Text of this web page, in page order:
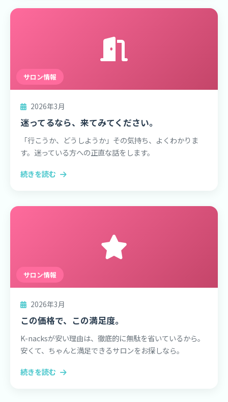
サロン情報
2026年3月
迷ってるなら、来てみてください。
「行こうか、どうしようか」その気持ち、よくわかりま
す。迷っている方への正直な話をします。
続きを読む
サロン情報
2026年3月
この価格で、この満足度。
K-nacksが安い理由は、徹底的に無駄を省いているから。
安くて、ちゃんと満足できるサロンをお探しなら。
続きを読む